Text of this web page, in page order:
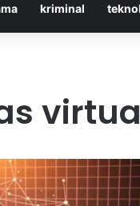
kriminal